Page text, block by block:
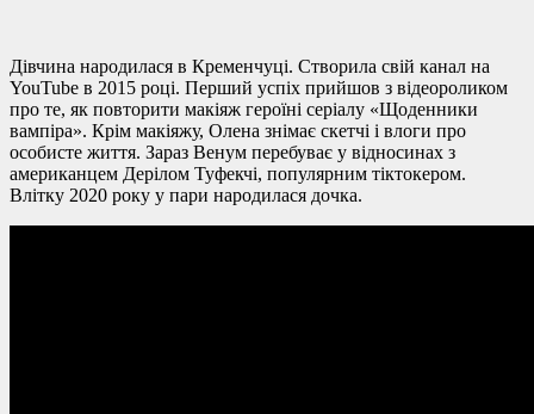
Дівчина народилася в Кременчуці. Створила свій канал на
YouTube в 2015 році. Перший успіх прийшов з відеороликом
про те, як повторити макіяж героїні серіалу «Щоденники
вампіра». Крім макіяжу, Олена знімає скетчі і влоги про
особисте життя. Зараз Венум перебуває у відносинах з
американцем Дерілом Туфекчі, популярним тіктокером.
Влітку 2020 року у пари народилася дочка.